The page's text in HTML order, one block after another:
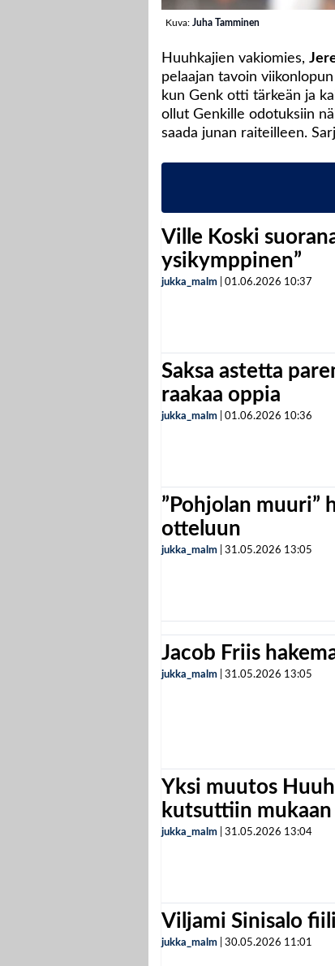
Kuva: Juha Tamminen
Huuhkajien vakiomies,
pelaajan tavoin
kun Genk otti tärkeän ja
ollut Genkille odotuksiin
saada junan raiteilleen.
Ville Koski
ysikymppinen”
jukka_malm 01.06.2026 10:37
Saksa astetta
raakaa oppia
jukka_malm 01.06.2026 10:36
”Pohjolan muuri”
otteluun
jukka_malm 31.05.2026 13:05
Jacob Friis
jukka_malm 31.05.2026 13:05
Yksi muutos
kutsuttiin mukaan
jukka_malm 31.05.2026 13:04
Viljami Sinisalo
jukka_malm 30.05.2026 11:01